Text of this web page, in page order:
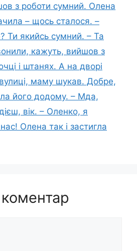
з роботи сумний. Олена
– щось сталося. –
Ти якийсь сумний. – Та
кажуть, вийшов з
і штанях. А на дворі
маму шукав. Добре,
його додому. – Мда,
вік. – Оленко, я
Олена так і застигла